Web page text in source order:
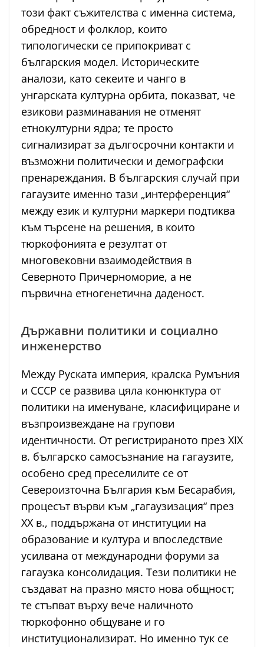
този факт съжителства с именна система,
обредност и фолклор, които
типологически се припокриват с
българския модел. Историческите
аналози, като секеите и чанго в
унгарската културна орбита, показват, че
езикови разминавания не отменят
етнокултурни ядра; те просто
сигнализират за дългосрочни контакти и
възможни политически и демографски
пренареждания. В българския случай при
гагаузите именно тази „интерференция“
между език и културни маркери подтиква
към търсене на решения, в които
тюркофонията е резултат от
многовековни взаимодействия в
Северното Причерноморие, а не
първична етногенетична даденост.
Държавни политики и социално
инженерство
Между Руската империя, кралска Румъния
и СССР се развива цяла конюнктура от
политики на именуване, класифициране и
възпроизвеждане на групови
идентичности. От регистрираното през ХІХ
в. българско самосъзнание на гагаузите,
особено сред преселилите се от
Североизточна България към Бесарабия,
процесът върви към „гагаузизация“ през
ХХ в., поддържана от институции на
образование и култура и впоследствие
усилвана от международни форуми за
гагаузка консолидация. Тези политики не
създават на празно място нова общност;
те стъпват върху вече наличното
тюркофонно общуване и го
институционализират. Но именно тук се